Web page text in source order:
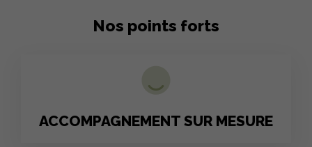
Nos points forts
ACCOMPAGNEMENT SUR MESURE